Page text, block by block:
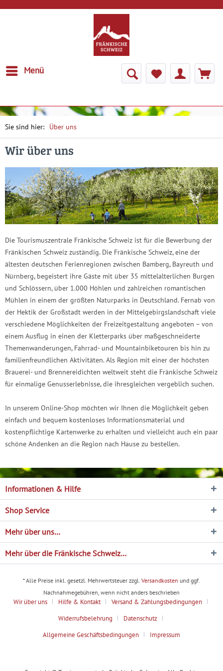
Menü
Über uns
Wir über uns
Die Tourismuszentrale Fränkische Schweiz ist für die Bewerbung der
Fränkischen Schweiz zuständig. Die Fränkische Schweiz, eine der
ältesten deutschen Ferienregionen zwischen Bamberg, Bayreuth und
Nürnberg, begeistert ihre Gäste mit über 35 mittelalterlichen Burgen
und Schlössern, über 1.000 Höhlen und zahlreichen romantischen
Mühlen in einem der größten Naturparks in Deutschland. Fernab von
der Hektik der Großstadt werden in der Mittelgebirgslandschaft viele
verschiedene Möglichkeiten der Freizeitgestaltung angeboten – von
einem Ausflug in einen der Kletterparks über maßgeschneiderte
Themenwanderungen, Fahrrad- und Mountainbiketouren bis hin zu
familienfreundlichen Aktivitäten. Als Region mit einer der höchsten
Brauerei- und Brennereidichten weltweit steht die Fränkische Schweiz
für einmalige Genusserlebnisse, die ihresgleichen vergeblich suchen.
In unserem Online-Shop möchten wir Ihnen die Möglichkeit geben
einfach und bequem kostenloses Informationsmaterial und
kostenpflichtige Kartenwerke zu erhalten und vielleicht auch ein paar
schöne Andenken an die Region nach Hause zu bestellen.
Informationen & Hilfe
Shop Service
Mehr über uns…
Mehr über die Fränkische Schweiz…
* Alle Preise inkl. gesetzl. Mehrwertsteuer zzgl. Versandkosten und ggf.
Nachnahmegebühren, wenn nicht anders beschrieben
Wir über uns Hilfe & Kontakt
Versand & Zahlungsbedingungen
Widerrufsbelehrung
Datenschutz
Allgemeine Geschäftsbedingungen
Impressum